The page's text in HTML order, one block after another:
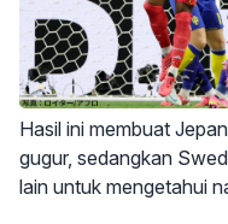
Hasil ini membuat
gugur, sedangkan
lain untuk mengetahui